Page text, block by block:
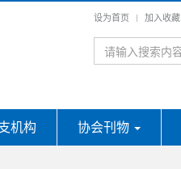
设为首页 加入收藏
机构 协会刊物